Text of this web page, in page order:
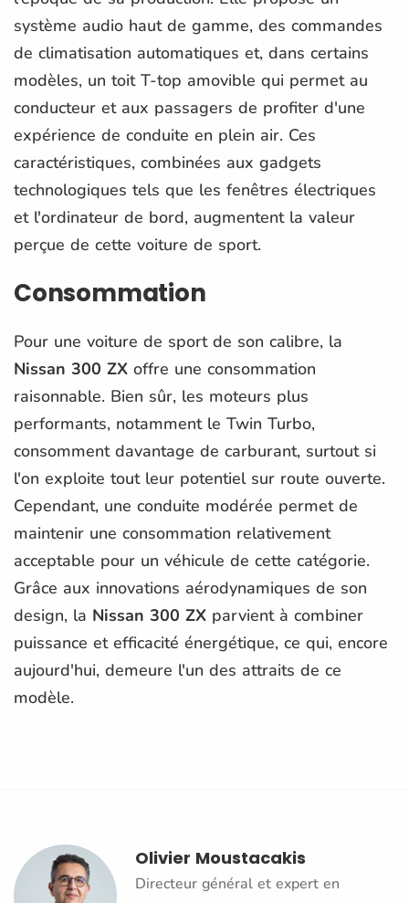
système audio haut de gamme, des commandes
de climatisation automatiques et, dans certains
modèles, un toit T-top amovible qui permet au
conducteur et aux passagers de profiter d'une
expérience de conduite en plein air. Ces
caractéristiques, combinées aux gadgets
technologiques tels que les fenêtres électriques
et l'ordinateur de bord, augmentent la valeur
perçue de cette voiture de sport.
Consommation
Pour une voiture de sport de son calibre, la
Nissan 300 ZX offre une consommation
raisonnable. Bien sûr, les moteurs plus
performants, notamment le Twin Turbo,
consomment davantage de carburant, surtout si
l'on exploite tout leur potentiel sur route ouverte.
Cependant, une conduite modérée permet de
maintenir une consommation relativement
acceptable pour un véhicule de cette catégorie.
Grâce aux innovations aérodynamiques de son
design, la Nissan 300 ZX parvient à combiner
puissance et efficacité énergétique, ce qui, encore
aujourd'hui, demeure l'un des attraits de ce
modèle.
Olivier Moustacakis
Directeur général et expert en